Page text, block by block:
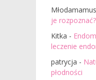
je rozpoznać?
Kitka -
leczenie
patrycja -
płodności